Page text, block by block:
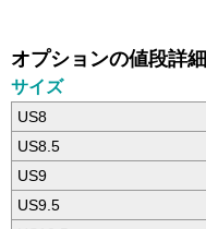
オプションの値段詳細
サイズ
US8
US8.5
US9
US9.5